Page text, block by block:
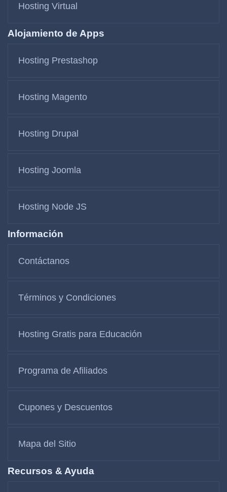
Hosting Virtual
Alojamiento de Apps
Hosting Prestashop
Hosting Magento
Hosting Drupal
Hosting Joomla
Hosting Node JS
Información
Contáctanos
Términos y Condiciones
Hosting Gratis para Educación
Programa de Afiliados
Cupones y Descuentos
Mapa del Sitio
Recursos & Ayuda